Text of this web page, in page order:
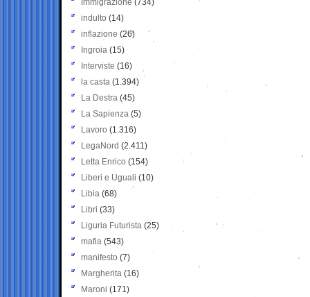
Immigrazione (734)
indulto (14)
inflazione (26)
Ingroia (15)
Interviste (16)
la casta (1.394)
La Destra (45)
La Sapienza (5)
Lavoro (1.316)
LegaNord (2.411)
Letta Enrico (154)
Liberi e Uguali (10)
Libia (68)
Libri (33)
Liguria Futurista (25)
mafia (543)
manifesto (7)
Margherita (16)
Maroni (171)